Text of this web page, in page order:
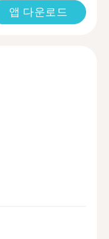
앱 다운로드